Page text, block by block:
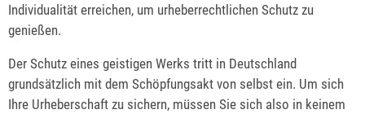
Individualität erreichen, um urheberrechtlichen Schutz zu
genießen.
Der Schutz eines geistigen Werks tritt in Deutschland
grundsätzlich mit dem Schöpfungsakt von selbst ein. Um sich
Ihre Urheberschaft zu sichern, müssen Sie sich also in keinem